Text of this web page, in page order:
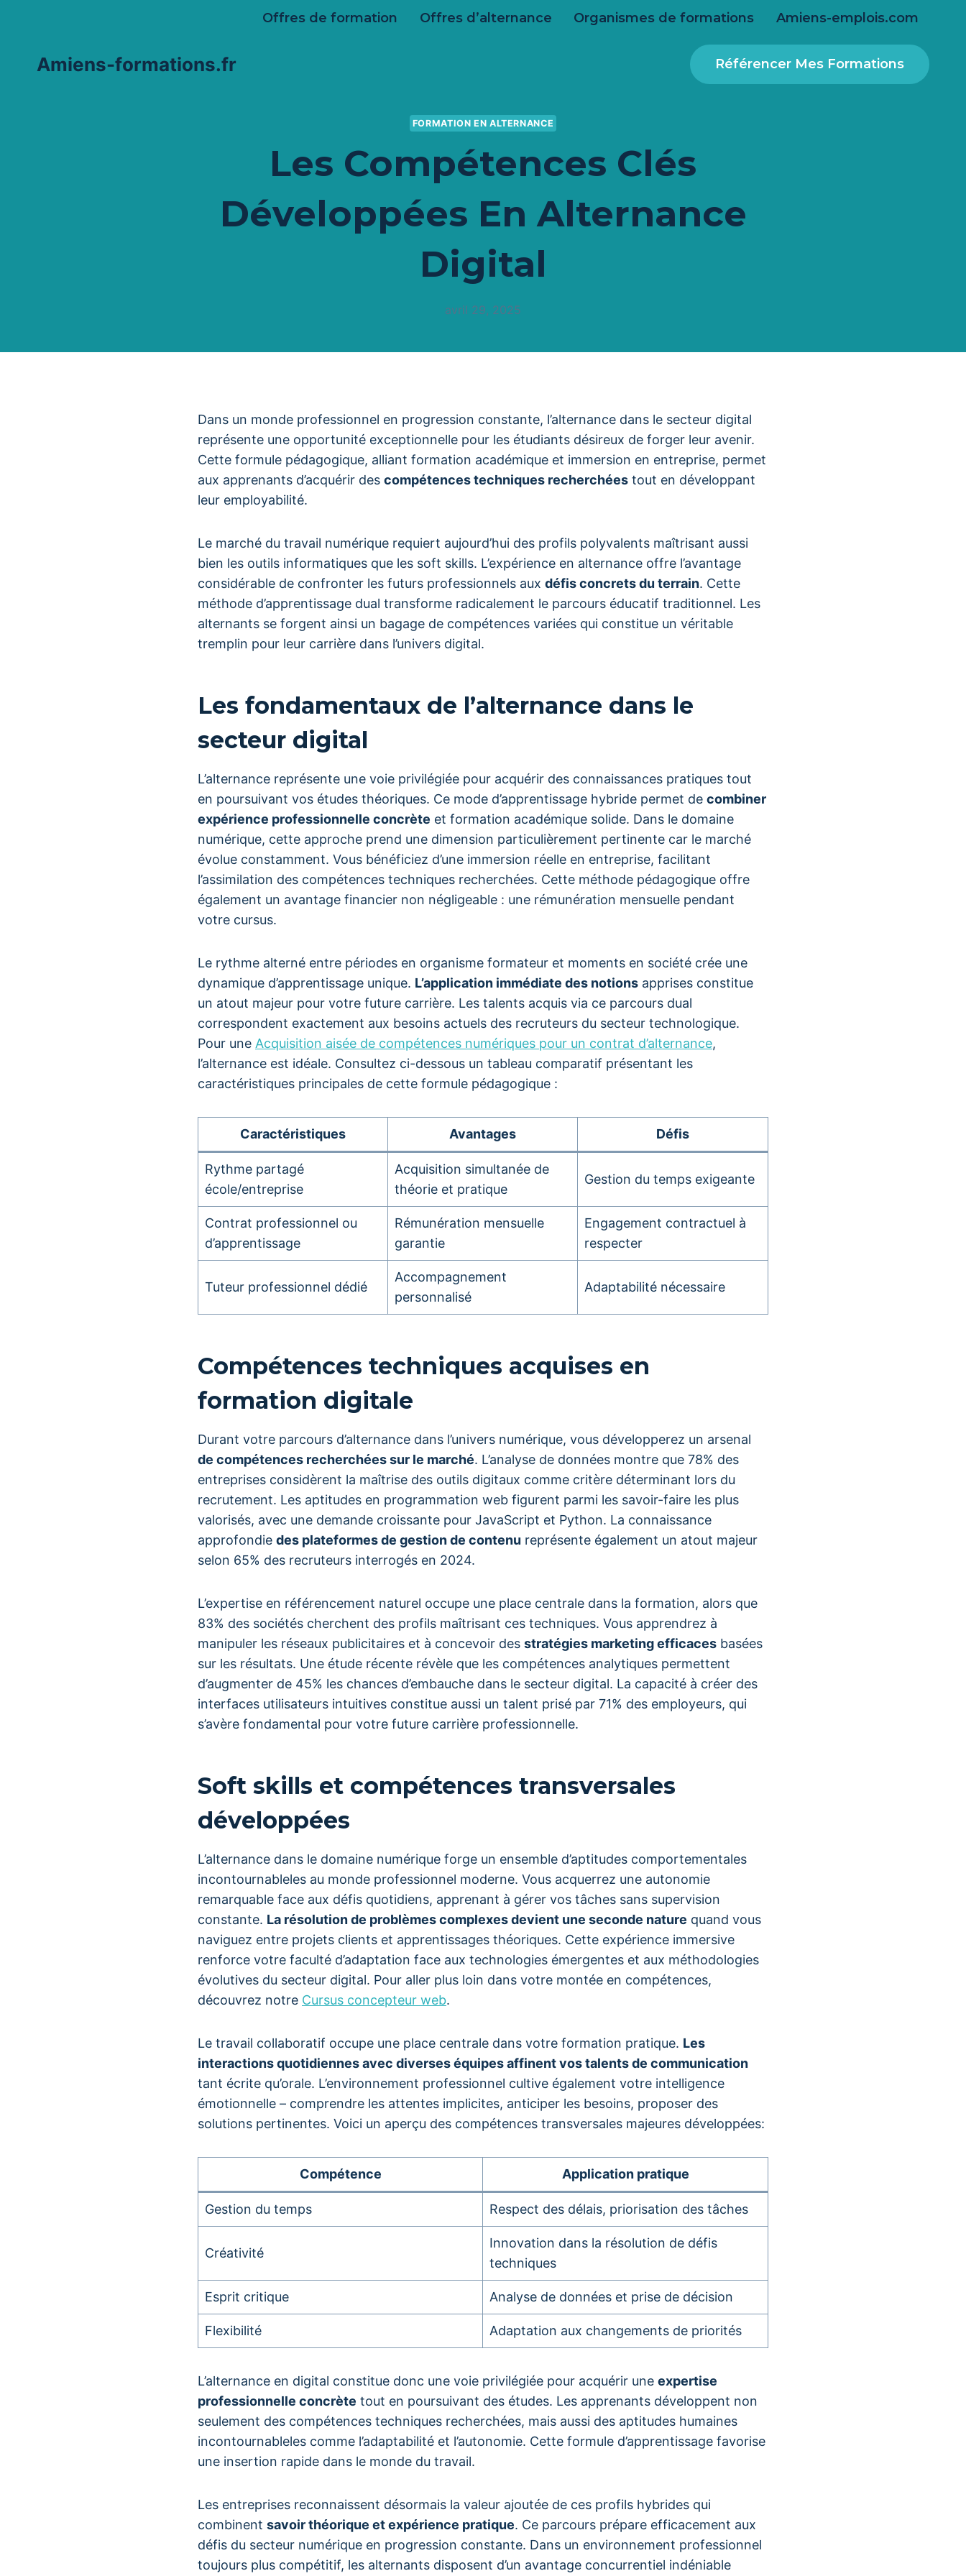
Offres de formation Offres d’alternance Organismes de formations Amiens-emplois.com
Amiens-formations.fr Référencer Mes Formations
FORMATION EN ALTERNANCE
Les Compétences Clés
Développées En Alternance
Digital
avril 29, 2025
Dans un monde professionnel en progression constante, l’alternance dans le secteur digital
représente une opportunité exceptionnelle pour les étudiants désireux de forger leur avenir.
Cette formule pédagogique, alliant formation académique et immersion en entreprise, permet
aux apprenants d’acquérir des compétences techniques recherchées tout en développant
leur employabilité.
Le marché du travail numérique requiert aujourd’hui des profils polyvalents maîtrisant aussi
bien les outils informatiques que les soft skills. L’expérience en alternance offre l’avantage
considérable de confronter les futurs professionnels aux défis concrets du terrain. Cette
méthode d’apprentissage dual transforme radicalement le parcours éducatif traditionnel. Les
alternants se forgent ainsi un bagage de compétences variées qui constitue un véritable
tremplin pour leur carrière dans l’univers digital.
Les fondamentaux de l’alternance dans le
secteur digital
L’alternance représente une voie privilégiée pour acquérir des connaissances pratiques tout
en poursuivant vos études théoriques. Ce mode d’apprentissage hybride permet de combiner
expérience professionnelle concrète et formation académique solide. Dans le domaine
numérique, cette approche prend une dimension particulièrement pertinente car le marché
évolue constamment. Vous bénéficiez d’une immersion réelle en entreprise, facilitant
l’assimilation des compétences techniques recherchées. Cette méthode pédagogique offre
également un avantage financier non négligeable : une rémunération mensuelle pendant
votre cursus.
Le rythme alterné entre périodes en organisme formateur et moments en société crée une
dynamique d’apprentissage unique. L’application immédiate des notions apprises constitue
un atout majeur pour votre future carrière. Les talents acquis via ce parcours dual
correspondent exactement aux besoins actuels des recruteurs du secteur technologique.
Pour une Acquisition aisée de compétences numériques pour un contrat d’alternance,
l’alternance est idéale. Consultez ci-dessous un tableau comparatif présentant les
caractéristiques principales de cette formule pédagogique :
Caractéristiques Avantages Défis
Rythme partagé
école/entreprise
Acquisition simultanée de
théorie et pratique
Gestion du temps exigeante
Contrat professionnel ou
d’apprentissage
Rémunération mensuelle
garantie
Engagement contractuel à
respecter
Tuteur professionnel dédié
Accompagnement
personnalisé
Adaptabilité nécessaire
Compétences techniques acquises en
formation digitale
Durant votre parcours d’alternance dans l’univers numérique, vous développerez un arsenal
de compétences recherchées sur le marché. L’analyse de données montre que 78% des
entreprises considèrent la maîtrise des outils digitaux comme critère déterminant lors du
recrutement. Les aptitudes en programmation web figurent parmi les savoir-faire les plus
valorisés, avec une demande croissante pour JavaScript et Python. La connaissance
approfondie des plateformes de gestion de contenu représente également un atout majeur
selon 65% des recruteurs interrogés en 2024.
L’expertise en référencement naturel occupe une place centrale dans la formation, alors que
83% des sociétés cherchent des profils maîtrisant ces techniques. Vous apprendrez à
manipuler les réseaux publicitaires et à concevoir des stratégies marketing efficaces basées
sur les résultats. Une étude récente révèle que les compétences analytiques permettent
d’augmenter de 45% les chances d’embauche dans le secteur digital. La capacité à créer des
interfaces utilisateurs intuitives constitue aussi un talent prisé par 71% des employeurs, qui
s’avère fondamental pour votre future carrière professionnelle.
Soft skills et compétences transversales
développées
L’alternance dans le domaine numérique forge un ensemble d’aptitudes comportementales
incontournableles au monde professionnel moderne. Vous acquerrez une autonomie
remarquable face aux défis quotidiens, apprenant à gérer vos tâches sans supervision
constante. La résolution de problèmes complexes devient une seconde nature quand vous
naviguez entre projets clients et apprentissages théoriques. Cette expérience immersive
renforce votre faculté d’adaptation face aux technologies émergentes et aux méthodologies
évolutives du secteur digital. Pour aller plus loin dans votre montée en compétences,
découvrez notre Cursus concepteur web.
Le travail collaboratif occupe une place centrale dans votre formation pratique. Les
interactions quotidiennes avec diverses équipes affinent vos talents de communication
tant écrite qu’orale. L’environnement professionnel cultive également votre intelligence
émotionnelle – comprendre les attentes implicites, anticiper les besoins, proposer des
solutions pertinentes. Voici un aperçu des compétences transversales majeures développées:
Compétence Application pratique
Gestion du temps Respect des délais, priorisation des tâches
Créativité
Innovation dans la résolution de défis
techniques
Esprit critique Analyse de données et prise de décision
Flexibilité Adaptation aux changements de priorités
L’alternance en digital constitue donc une voie privilégiée pour acquérir une expertise
professionnelle concrète tout en poursuivant des études. Les apprenants développent non
seulement des compétences techniques recherchées, mais aussi des aptitudes humaines
incontournableles comme l’adaptabilité et l’autonomie. Cette formule d’apprentissage favorise
une insertion rapide dans le monde du travail.
Les entreprises reconnaissent désormais la valeur ajoutée de ces profils hybrides qui
combinent savoir théorique et expérience pratique. Ce parcours prépare efficacement aux
défis du secteur numérique en progression constante. Dans un environnement professionnel
toujours plus compétitif, les alternants disposent d’un avantage concurrentiel indéniable